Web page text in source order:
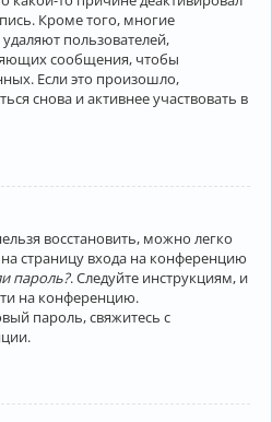
Кроме того, многие
пользователей,
сообщения, чтобы
Если это произошло,
снова и активнее участвовать в
восстановить, можно легко
страницу входа на конференцию
пароль?. Следуйте инструкциям, и
на конференцию.
пароль, свяжитесь с